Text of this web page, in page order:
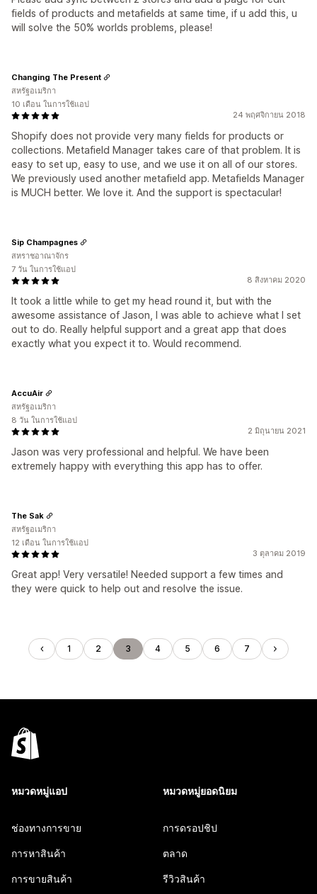
fields of products and metafields at same time, if u add this, u
will solve the 50% worlds problems, please!
24 พฤศจิกายน 2018
Shopify does not provide very many fields for products or
collections. Metafield Manager takes care of that problem. It is
easy to set up, easy to use, and we use it on all of our stores.
We previously used another metafield app. Metafields Manager
is MUCH better. We love it. And the support is spectacular!
Changing The Present
สหรัฐอเมริกา
10 เดือน ในการใช้แอป
8 สิงหาคม 2020
It took a little while to get my head round it, but with the
awesome assistance of Jason, I was able to achieve what I set
out to do. Really helpful support and a great app that does
exactly what you expect it to. Would recommend.
Sip Champagnes
สหราชอาณาจักร
7 วัน ในการใช้แอป
2 มิถุนายน 2021
Jason was very professional and helpful. We have been
extremely happy with everything this app has to offer.
AccuAir
สหรัฐอเมริกา
8 วัน ในการใช้แอป
3 ตุลาคม 2019
Great app! Very versatile! Needed support a few times and
they were quick to help out and resolve the issue.
The Sak
สหรัฐอเมริกา
12 เดือน ในการใช้แอป
1 2 3 4 5 6 7
หมวดหมู่แอป
ช่องทางการขาย
การหาสินค้า
การขายสินค้า
หมวดหมู่ยอดนิยม
การดรอปชิป
ตลาด
รีวิวสินค้า